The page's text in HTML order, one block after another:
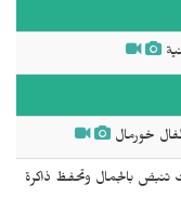
خورمال
تنبض بالجمال وتحفظ ذاكرة